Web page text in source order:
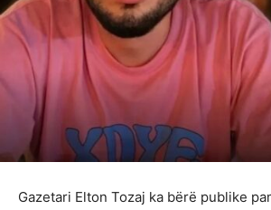
Gazetari Elton Tozaj ka bërë publike